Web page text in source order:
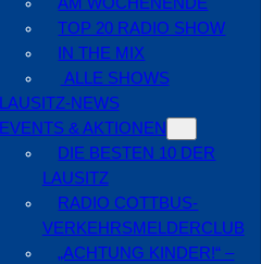
TOP 20 RADIO SHOW
IN THE MIX
ALLE SHOWS
LAUSITZ-NEWS
EVENTS & AKTIONEN
DIE BESTEN 10 DER
LAUSITZ
RADIO COTTBUS-
VERKEHRSMELDERCLUB
„ACHTUNG KINDER!“ –